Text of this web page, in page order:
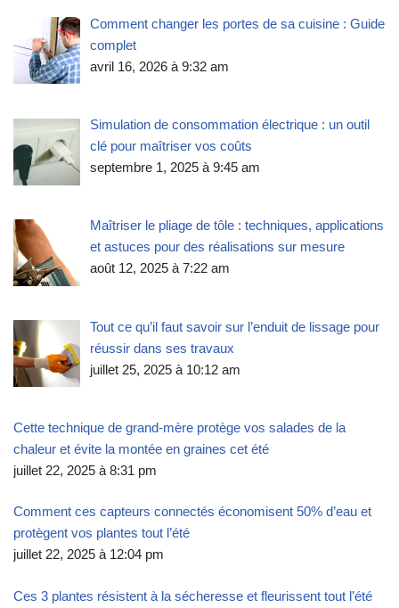
Comment changer les portes de sa cuisine : Guide
complet
avril 16, 2026 à 9:32 am
Simulation de consommation électrique : un outil
clé pour maîtriser vos coûts
septembre 1, 2025 à 9:45 am
Maîtriser le pliage de tôle : techniques, applications
et astuces pour des réalisations sur mesure
août 12, 2025 à 7:22 am
Tout ce qu’il faut savoir sur l’enduit de lissage pour
réussir dans ses travaux
juillet 25, 2025 à 10:12 am
Cette technique de grand-mère protège vos salades de la
chaleur et évite la montée en graines cet été
juillet 22, 2025 à 8:31 pm
Comment ces capteurs connectés économisent 50% d’eau et
protègent vos plantes tout l’été
juillet 22, 2025 à 12:04 pm
Ces 3 plantes résistent à la sécheresse et fleurissent tout l’été